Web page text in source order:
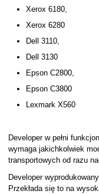
Xerox 6180,
Xerox 6280
Dell 3110,
Dell 3130
Epson C2800,
Epson C3800
Lexmark X560
Developer w pełni
wymaga jakichkolwiek
transportowych od razu
Developer
Przekłada się to na